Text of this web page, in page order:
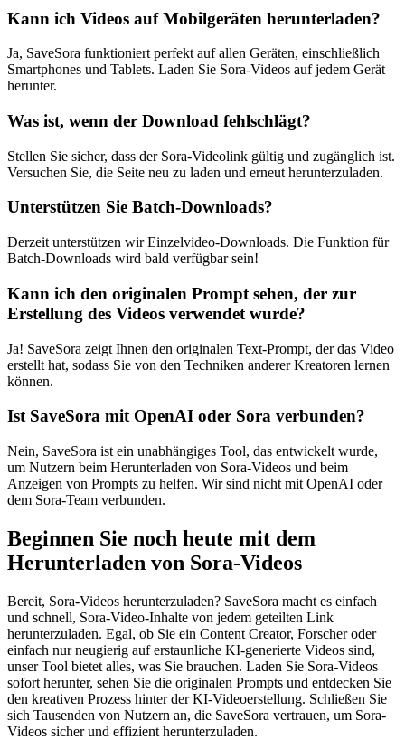
Kann ich Videos auf Mobilgeräten herunterladen?
Ja, SaveSora funktioniert perfekt auf allen Geräten, einschließlich
Smartphones und Tablets. Laden Sie Sora-Videos auf jedem Gerät
herunter.
Was ist, wenn der Download fehlschlägt?
Stellen Sie sicher, dass der Sora-Videolink gültig und zugänglich ist.
Versuchen Sie, die Seite neu zu laden und erneut herunterzuladen.
Unterstützen Sie Batch-Downloads?
Derzeit unterstützen wir Einzelvideo-Downloads. Die Funktion für
Batch-Downloads wird bald verfügbar sein!
Kann ich den originalen Prompt sehen, der zur
Erstellung des Videos verwendet wurde?
Ja! SaveSora zeigt Ihnen den originalen Text-Prompt, der das Video
erstellt hat, sodass Sie von den Techniken anderer Kreatoren lernen
können.
Ist SaveSora mit OpenAI oder Sora verbunden?
Nein, SaveSora ist ein unabhängiges Tool, das entwickelt wurde,
um Nutzern beim Herunterladen von Sora-Videos und beim
Anzeigen von Prompts zu helfen. Wir sind nicht mit OpenAI oder
dem Sora-Team verbunden.
Beginnen Sie noch heute mit dem
Herunterladen von Sora-Videos
Bereit, Sora-Videos herunterzuladen? SaveSora macht es einfach
und schnell, Sora-Video-Inhalte von jedem geteilten Link
herunterzuladen. Egal, ob Sie ein Content Creator, Forscher oder
einfach nur neugierig auf erstaunliche KI-generierte Videos sind,
unser Tool bietet alles, was Sie brauchen. Laden Sie Sora-Videos
sofort herunter, sehen Sie die originalen Prompts und entdecken Sie
den kreativen Prozess hinter der KI-Videoerstellung. Schließen Sie
sich Tausenden von Nutzern an, die SaveSora vertrauen, um Sora-
Videos sicher und effizient herunterzuladen.